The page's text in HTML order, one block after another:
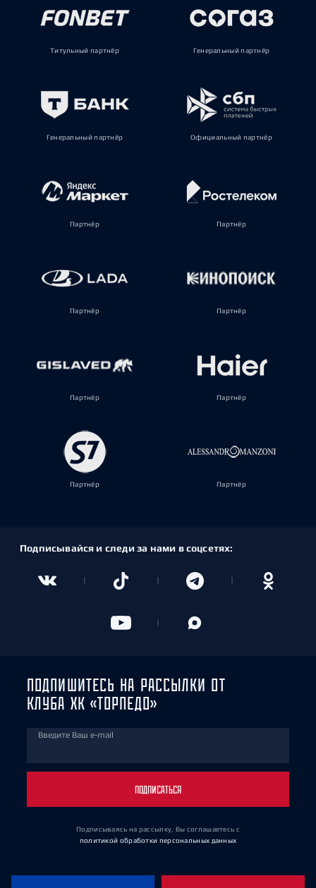
Титульный партнёр Генеральный партнёр
Генеральный партнёр Официальный партнёр
Партнёр Партнёр
Партнёр Партнёр
Партнёр Партнёр
Партнёр Партнёр
Подписывайся и следи за нами в соцсетях:
ПОДПИШИТЕСЬ НА РАССЫЛКИ ОТ
КЛУБА ХК «ТОРПЕДО»
Введите Ваш e-mail
ПОДПИСАТЬСЯ
Подписываясь на рассылку, Вы соглашаетесь с
политикой обработки персональных данных